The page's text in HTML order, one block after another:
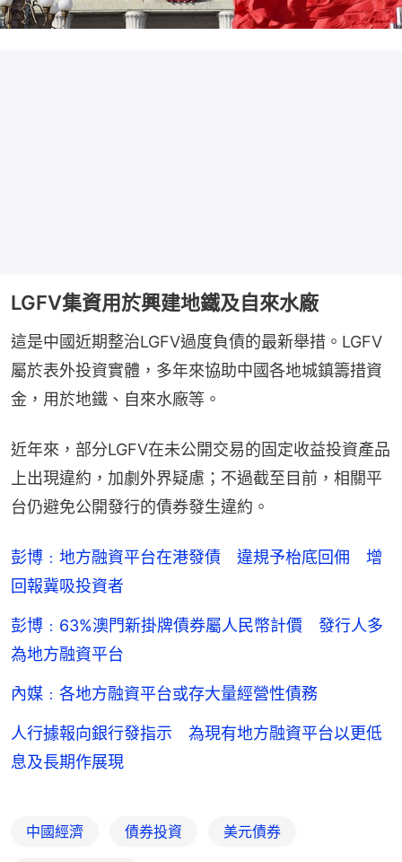
LGFV集資用於興建地鐵及自來水廠
這是中國近期整治LGFV過度負債的最新舉措。LGFV
屬於表外投資實體，多年來協助中國各地城鎮籌措資
金，用於地鐵、自來水廠等。
近年來，部分LGFV在未公開交易的固定收益投資產品
上出現違約，加劇外界疑慮；不過截至目前，相關平
台仍避免公開發行的債券發生違約。
彭博﹕地方融資平台在港發債 違規予枱底回佣 增
回報冀吸投資者
彭博﹕63%澳門新掛牌債券屬人民幣計價 發行人多
為地方融資平台
內媒﹕各地方融資平台或存大量經營性債務
人行據報向銀行發指示 為現有地方融資平台以更低
息及長期作展現
中國經濟 債券投資 美元債券